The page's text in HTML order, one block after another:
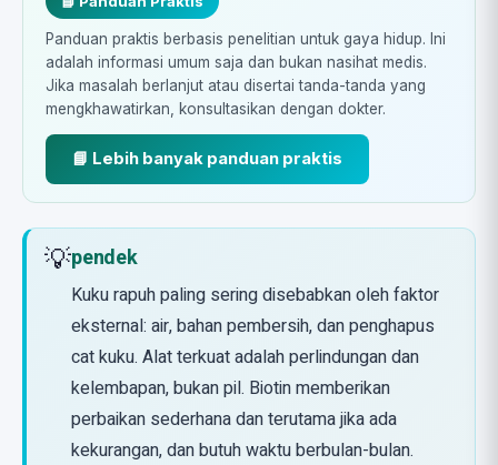
Panduan praktis berbasis penelitian untuk gaya hidup. Ini
adalah informasi umum saja dan bukan nasihat medis.
Jika masalah berlanjut atau disertai tanda-tanda yang
mengkhawatirkan, konsultasikan dengan dokter.
📘 Lebih banyak panduan praktis
💡pendek
Kuku rapuh paling sering disebabkan oleh faktor
eksternal: air, bahan pembersih, dan penghapus
cat kuku. Alat terkuat adalah perlindungan dan
kelembapan, bukan pil. Biotin memberikan
perbaikan sederhana dan terutama jika ada
kekurangan, dan butuh waktu berbulan-bulan.